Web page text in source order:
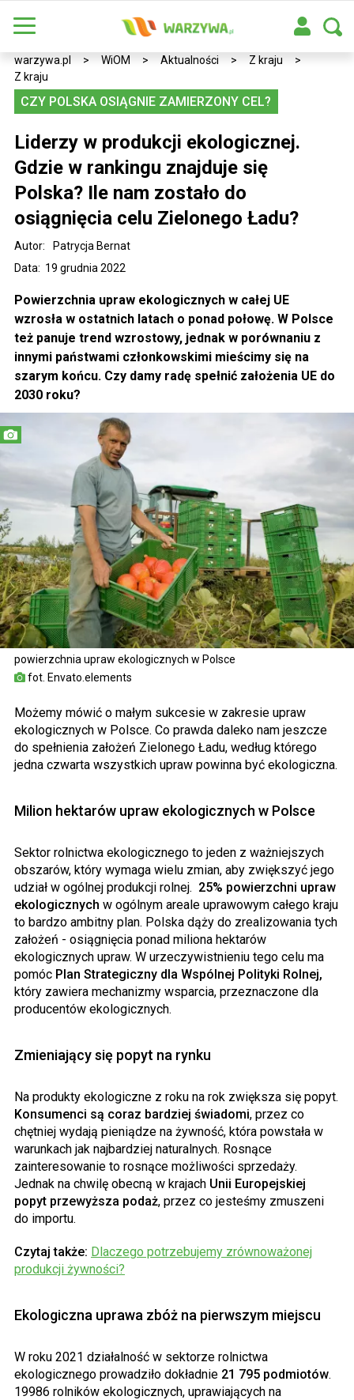
warzywa.pl > WiOM > Aktualności > Z kraju
>
Z kraju
powierzchnia upraw ekologicznych w Polsce
fot. Envato.elements
CZY POLSKA OSIĄGNIE ZAMIERZONY CEL?
Liderzy w produkcji ekologicznej.
Gdzie w rankingu znajduje się
Polska? Ile nam zostało do
osiągnięcia celu Zielonego Ładu?
Data: 19 grudnia 2022
Autor: Patrycja Bernat
Powierzchnia upraw ekologicznych w całej UE
wzrosła w ostatnich latach o ponad połowę. W Polsce
też panuje trend wzrostowy, jednak w porównaniu z
innymi państwami członkowskimi mieścimy się na
szarym końcu. Czy damy radę spełnić założenia UE do
2030 roku?
Możemy mówić o małym sukcesie w zakresie upraw
ekologicznych w Polsce. Co prawda daleko nam jeszcze
do spełnienia założeń Zielonego Ładu, według którego
jedna czwarta wszystkich upraw powinna być ekologiczna.
Milion hektarów upraw ekologicznych w Polsce
Sektor rolnictwa ekologicznego to jeden z ważniejszych
obszarów, który wymaga wielu zmian, aby zwiększyć jego
udział w ogólnej produkcji rolnej. 25% powierzchni upraw
ekologicznych w ogólnym areale uprawowym całego kraju
to bardzo ambitny plan. Polska dąży do zrealizowania tych
założeń - osiągnięcia ponad miliona hektarów
ekologicznych upraw. W urzeczywistnieniu tego celu ma
pomóc Plan Strategiczny dla Wspólnej Polityki Rolnej,
który zawiera mechanizmy wsparcia, przeznaczone dla
producentów ekologicznych.
Zmieniający się popyt na rynku
Na produkty ekologiczne z roku na rok zwiększa się popyt.
Konsumenci są coraz bardziej świadomi, przez co
chętniej wydają pieniądze na żywność, która powstała w
warunkach jak najbardziej naturalnych. Rosnące
zainteresowanie to rosnące możliwości sprzedaży.
Jednak na chwilę obecną w krajach Unii Europejskiej
popyt przewyższa podaż, przez co jesteśmy zmuszeni
do importu.
Czytaj także: Dlaczego potrzebujemy zrównoważonej
produkcji żywności?
Ekologiczna uprawa zbóż na pierwszym miejscu
W roku 2021 działalność w sektorze rolnictwa
ekologicznego prowadziło dokładnie 21 795 podmiotów.
19986 rolników ekologicznych, uprawiających na